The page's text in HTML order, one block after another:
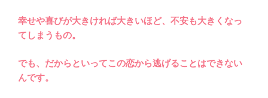
幸せや喜びが大きければ大きいほど、不安も大きくなっ
てしまうもの。
でも、だからといってこの恋から逃げることはできない
んです。